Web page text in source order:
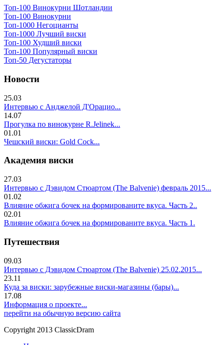
Топ-100 Винокурни Шотландии
Топ-100 Винокурни
Топ-1000 Негоцианты
Топ-1000 Лучший виски
Топ-100 Худший виски
Топ-100 Популярный виски
Топ-50 Дегустаторы
Новости
25.03
Интервью с Анджелой Д'Орацио...
14.07
Прогулка по винокурне R.Jelinek...
01.01
Чешский виски: Gold Cock...
Академия виски
27.03
Интервью с Дэвидом Стюартом (The Balvenie) февраль 2015...
01.02
Влияние обжига бочек на формированите вкуса. Часть 2..
02.01
Влияние обжига бочек на формированите вкуса. Часть 1.
Путешествия
09.03
Интервью с Дэвидом Стюартом (The Balvenie) 25.02.2015...
23.11
Куда за виски: зарубежные виски-магазины (бары)...
17.08
Информация о проекте...
перейти на обычную версию сайта
Copyright 2013 ClassicDram